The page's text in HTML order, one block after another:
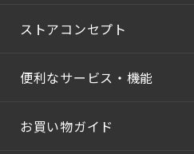
ストアコンセプト
便利なサービス・機能
お買い物ガイド